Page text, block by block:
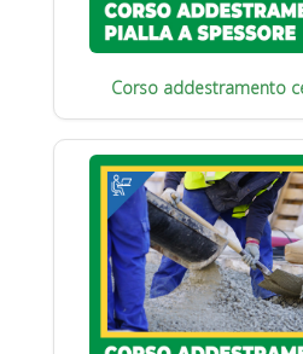
Corso addestramento